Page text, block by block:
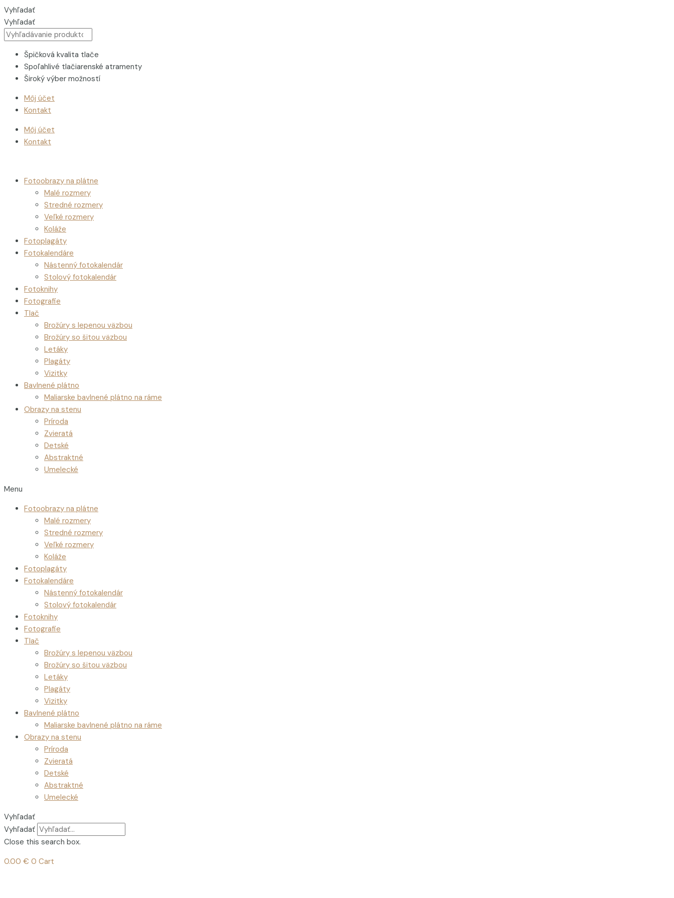
Preskočiť
na
obsah
Vyhľadať
Vyhľadať
Špičková kvalita tlače
Spoľahlivé tlačiarenské atramenty
Široký výber možností
Môj účet
Kontakt
Môj účet
Kontakt
Fotoobrazy na plátne
Malé rozmery
Stredné rozmery
Veľké rozmery
Koláže
Fotoplagáty
Fotokalendáre
Nástenný fotokalendár
Stolový fotokalendár
Fotoknihy
Fotografie
Tlač
Brožúry s lepenou väzbou
Brožúry so šitou väzbou
Letáky
Plagáty
Vizitky
Bavlnené plátno
Maliarske bavlnené plátno na ráme
Obrazy na stenu
Príroda
Zvieratá
Detské
Abstraktné
Umelecké
Menu
Fotoobrazy na plátne
Malé rozmery
Stredné rozmery
Veľké rozmery
Koláže
Fotoplagáty
Fotokalendáre
Nástenný fotokalendár
Stolový fotokalendár
Fotoknihy
Fotografie
Tlač
Brožúry s lepenou väzbou
Brožúry so šitou väzbou
Letáky
Plagáty
Vizitky
Bavlnené plátno
Maliarske bavlnené plátno na ráme
Obrazy na stenu
Príroda
Zvieratá
Detské
Abstraktné
Umelecké
Vyhľadať
Vyhľadať
Close this search box.
0.00 € 0 Cart
Púpava
vo
fialovom
pozadí
quantity